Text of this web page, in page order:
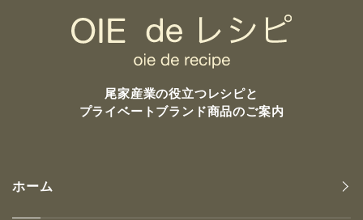
尾家産業の役立つレシピと
プライベートブランド商品のご案内
ホーム